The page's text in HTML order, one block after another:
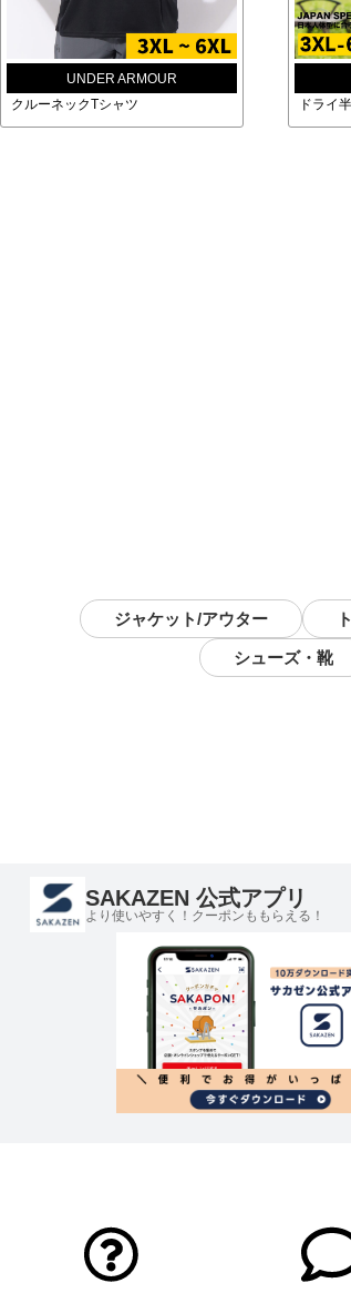
UNDER ARMOUR
クルーネックTシャツ
ドライ
ジャケット/アウター
シューズ・靴
SAKAZEN 公式アプリ
より使いやすく！クーポンももらえる！